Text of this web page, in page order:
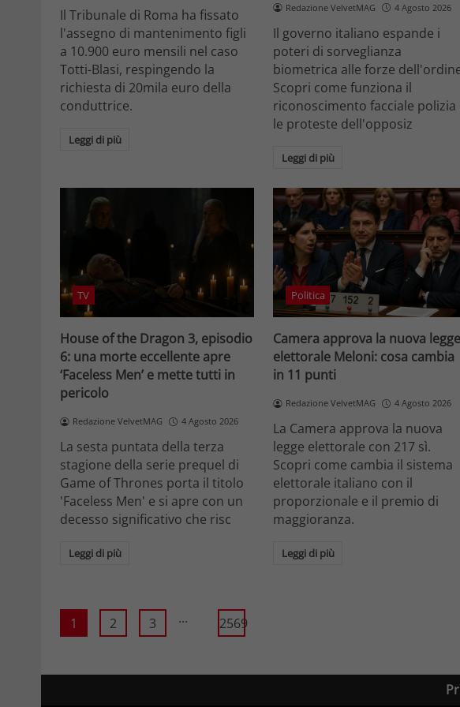
Il Tribunale di Roma ha fissato
l'assegno di mantenimento figli
a 10.900 euro mensili nel caso
Totti-Blasi, respingendo la
richiesta di 20mila euro della
conduttrice.
Leggi di più
Redazione VelvetMAG 4 Agosto 2026
Il governo italiano espande i
poteri di sorveglianza
biometrica alle forze
Scopri come funziona il
riconoscimento facciale polizia
le proteste dell'opposiz
Leggi di più
TV
House of the Dragon 3, episodio
6: una morte eccellente apre
‘Faceless Men’ e mette tutti in
pericolo
Redazione VelvetMAG 4 Agosto 2026
La sesta puntata della terza
stagione della serie prequel di
Game of Thrones porta il titolo
'Faceless Men' e si apre con un
decesso significativo che risc
Leggi di più
Politica
Camera approva la nuova legge
elettorale Meloni: cosa cambia
in 11 punti
Redazione VelvetMAG 4 Agosto 2026
La Camera approva la nuova
legge elettorale con 217 sì.
Scopri come cambia il sistema
elettorale italiano con il
proporzionale e il premio di
maggioranza.
Leggi di più
1 2 3 ... 2569